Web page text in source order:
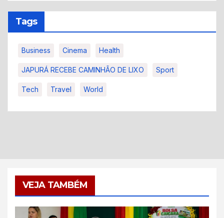
Tags
Business Cinema Health
JAPURÁ RECEBE CAMINHÃO DE LIXO Sport
Tech Travel World
VEJA TAMBÉM